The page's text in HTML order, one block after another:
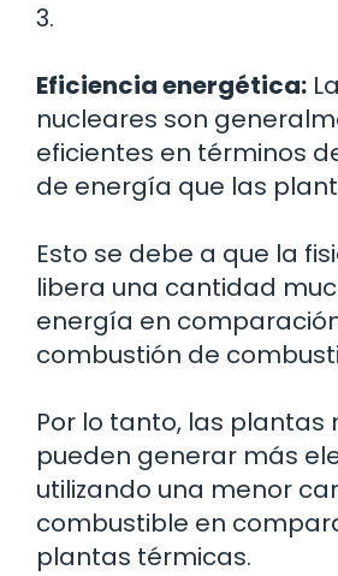
3.
Eficiencia energética:
nucleares son
eficientes en términos
de energía que las
Esto se debe a que la
libera una cantidad
energía en
combustión de
Por lo tanto, las plantas
pueden generar más
utilizando una menor
combustible en
plantas térmicas.